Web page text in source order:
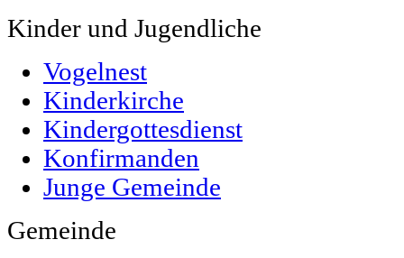
Kinder und Jugendliche
Vogelnest
Kinderkirche
Kindergottesdienst
Konfirmanden
Junge Gemeinde
Gemeinde